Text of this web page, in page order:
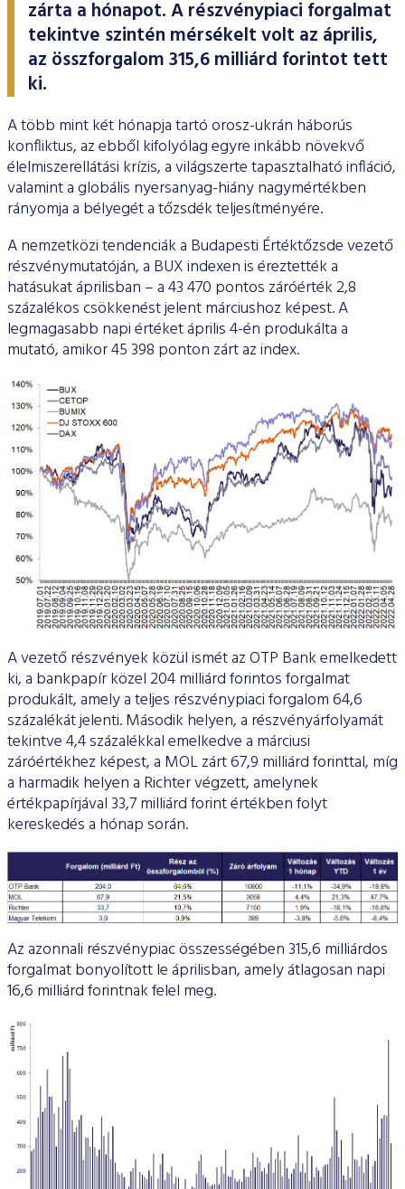
ESG Útmutató
zárta a hónapot. A részvénypiaci forgalmat
tekintve szintén mérsékelt volt az április,
az összforgalom 315,6 milliárd forintot tett
ki.
A több mint két hónapja tartó orosz-ukrán háborús
konfliktus, az ebből kifolyólag egyre inkább növekvő
élelmiszerellátási krízis, a világszerte tapasztalható infláció,
valamint a globális nyersanyag-hiány nagymértékben
rányomja a bélyegét a tőzsdék teljesítményére.
A nemzetközi tendenciák a Budapesti Értéktőzsde vezető
részvénymutatóján, a BUX indexen is éreztették a
hatásukat áprilisban – a 43 470 pontos záróérték 2,8
százalékos csökkenést jelent márciushoz képest. A
legmagasabb napi értéket április 4-én produkálta a
mutató, amikor 45 398 ponton zárt az index.
A vezető részvények közül ismét az OTP Bank emelkedett
ki, a bankpapír közel 204 milliárd forintos forgalmat
produkált, amely a teljes részvénypiaci forgalom 64,6
százalékát jelenti. Második helyen, a részvényárfolyamát
tekintve 4,4 százalékkal emelkedve a márciusi
záróértékhez képest, a MOL zárt 67,9 milliárd forinttal, míg
a harmadik helyen a Richter végzett, amelynek
értékpapírjával 33,7 milliárd forint értékben folyt
kereskedés a hónap során.
Az azonnali részvénypiac összességében 315,6 milliárdos
forgalmat bonyolított le áprilisban, amely átlagosan napi
16,6 milliárd forintnak felel meg.